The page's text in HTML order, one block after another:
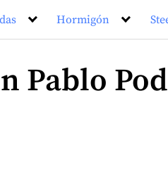
Hormigón
Pablo